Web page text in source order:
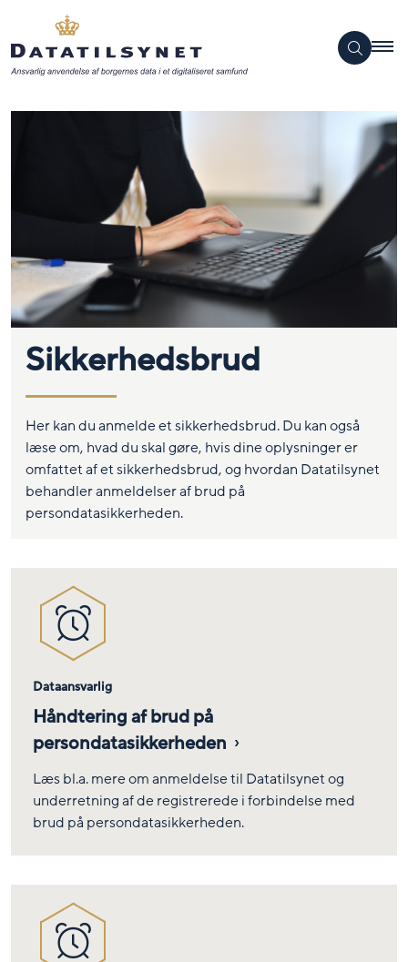
Sikkerhedsbrud
Her kan du anmelde et sikkerhedsbrud. Du kan også
læse om, hvad du skal gøre, hvis dine oplysninger er
omfattet af et sikkerhedsbrud, og hvordan Datatilsynet
behandler anmeldelser af brud på
persondatasikkerheden.
Dataansvarlig
Håndtering af brud på
persondatasikkerheden
Læs bl.a. mere om anmeldelse til Datatilsynet og
underretning af de registrerede i forbindelse med
brud på persondatasikkerheden.